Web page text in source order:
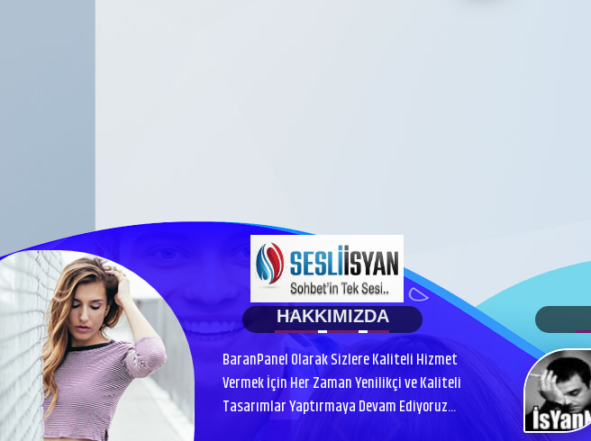
HAKKIMIZDA
BaranPanel Olarak Sizlere Kaliteli Hizmet
Vermek İçin Her Zaman Yenilikçi ve Kaliteli
Tasarımlar Yaptırmaya Devam Ediyoruz...